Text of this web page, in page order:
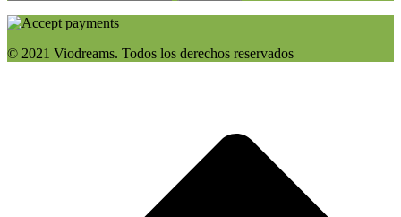
© 2021 Viodreams. Todos los derechos reservados